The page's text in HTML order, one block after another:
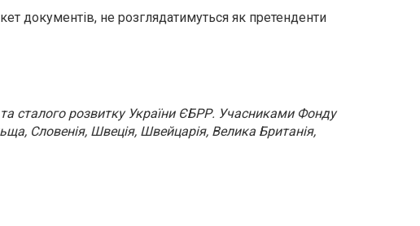
документів, не розглядатимуться як претенденти
та сталого розвитку України ЄБРР. Учасниками Фонду
Словенія, Швеція, Швейцарія, Велика Британія,